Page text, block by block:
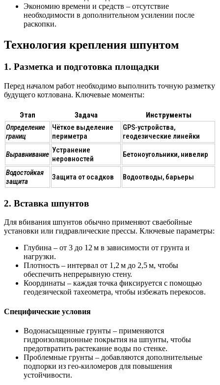
Экономию времени и средств – отсутствие
необходимости в дополнительном усилении после
раскопки.
Технология крепления шпунтом
1. Разметка и подготовка площадки
Перед началом работ необходимо выполнить точную разметку
будущего котлована. Ключевые моменты:
Этап Задача
Инструменты
Определение
границ
Чёткое выделение
периметра
GPS‑устройства,
геодезические линейки
Выравнивание Устранение
неровностей
Бетоноугольники, нивелир
Водостойкая
защита
Защита от осадков Водоотводы, барьеры
2. Вставка шпунтов
Для вбивания шпунтов обычно применяют сваебойные
установки или гидравлические прессы. Ключевые параметры:
Глубина – от 3 до 12 м в зависимости от грунта и
нагрузки.
Плотность – интервал от 1,2 м до 2,5 м, чтобы
обеспечить непрерывную стену.
Координаты – каждая точка фиксируется с помощью
геодезической тахеометра, чтобы избежать перекосов.
Специфические условия
Водонасыщенные грунты – применяются
гидроизоляционные покрытия на шпунты, чтобы
предотвратить растекание воды по стенке.
Проблемные грунты – добавляются дополнительные
подпорки из гео-киломеров для повышения
устойчивости.